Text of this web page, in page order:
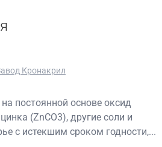
Кронакрил
постоянной основе оксид
(ZnCO3), другие соли и
с истекшим сроком годности,...